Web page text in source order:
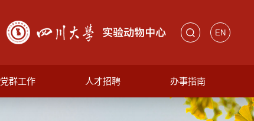
EN
党群工作 人才招聘 办事指南